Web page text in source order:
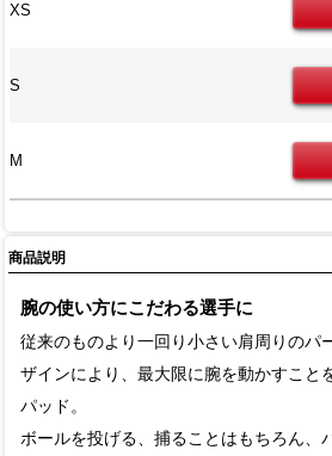
XS
S
M
商品説明
腕の使い方にこだわる選手に
従来のものより一回り小さい肩周りのパ
ザインにより、最大限に腕を動かすこと
パッド。
ボールを投げる、捕ることはもちろん、